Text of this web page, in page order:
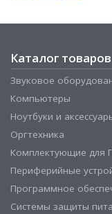
Каталог товаров
Звуковое
Компьютеры
Ноутбуки и
Оргтехника
Комплектующие для
Периферийные
Программное
Системы защиты